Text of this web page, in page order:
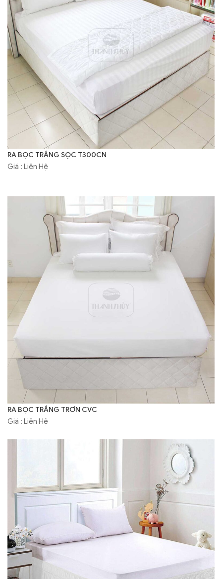
RA BỌC TRẮNG SỌC T300CN
Giá : Liên Hệ
RA BỌC TRẮNG TRƠN CVC
Giá : Liên Hệ